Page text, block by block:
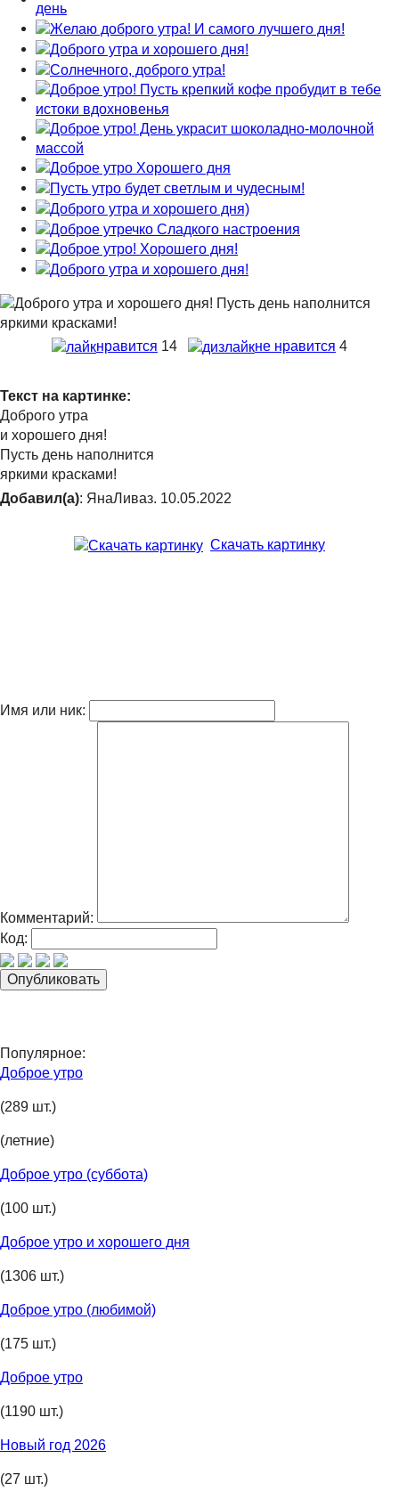
нравится 14 не нравится 4
Текст на картинке:
Доброго утра
и хорошего дня!
Пусть день наполнится
яркими красками!
Добавил(а): ЯнаЛиваз. 10.05.2022
Скачать картинку
Имя или ник:
Комментарий:
Код:
Популярное:
Доброе утро
(289 шт.)
(летние)
Доброе утро (суббота)
(100 шт.)
Доброе утро и хорошего дня
(1306 шт.)
Доброе утро (любимой)
(175 шт.)
Доброе утро
(1190 шт.)
Новый год 2026
(27 шт.)